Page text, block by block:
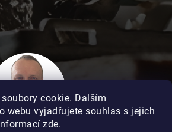
cookie. Dalším
webu vyjadřujete souhlas s jejich
zde.